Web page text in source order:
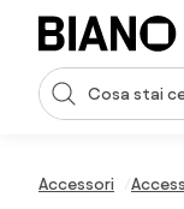
Salta la navigazione,
Input della
Accessori